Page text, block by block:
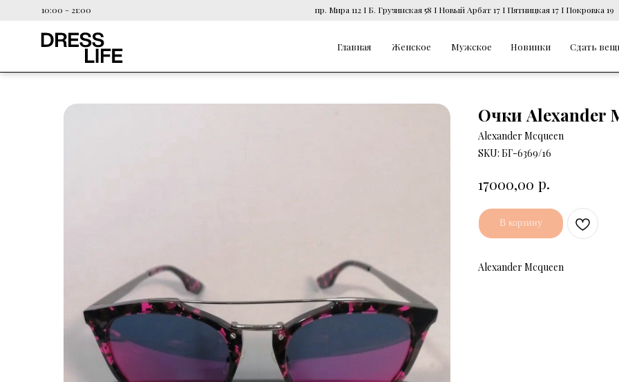
Главная Женское Мужское Новинки Сдать
10:00 - 21:00 пр. Мира 112 I Б. Грузинская 58 I Новый Арбат 17 I Пятницкая 17 I Покровка 19
Очки Alexander
Alexander Mcqueen
SKU: БГ-6369/16
17000,00 р.
В корзину
Alexander Mcqueen